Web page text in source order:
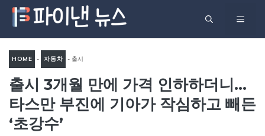
츠
메
HOME - 자동차 - 출시
3개월 만에 가격 인하하더니…
타스만 부진에 기아가 작심하
고 빼든 ‘초강수’
출시 3개월 만에 가격 인하하더니…
타스만 부진에 기아가 작심하고 빼든
‘초강수’